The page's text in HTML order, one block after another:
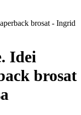
Idei
brosat